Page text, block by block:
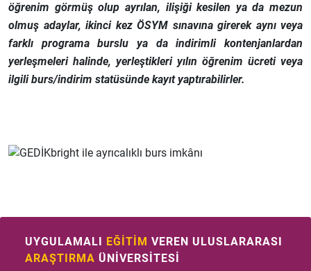
öğrenim görmüş olup ayrılan, ilişiği kesilen ya da mezun
olmuş adaylar, ikinci kez ÖSYM sınavına girerek aynı veya
farklı programa burslu ya da indirimli kontenjanlardan
yerleşmeleri halinde, yerleştikleri yılın öğrenim ücreti veya
ilgili burs/indirim statüsünde kayıt yaptırabilirler.
UYGULAMALI EĞİTİM VEREN ULUSLARARASI
ARAŞTIRMA ÜNİVERSİTESİ